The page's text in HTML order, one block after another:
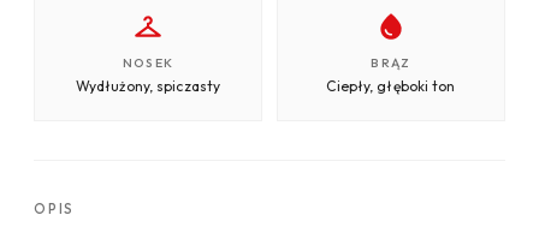
NOSEK
Wydłużony, spiczasty
BRĄZ
Ciepły, głęboki ton
OPIS